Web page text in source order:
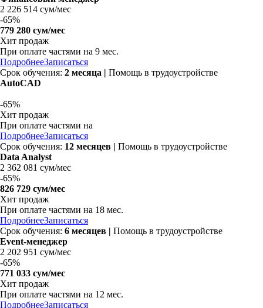
2 226 514 сум/мес
-65%
779 280 сум/мес
Хит продаж
При оплате частями на 9 мес.
ПодробнееЗаписаться
Срок обучения: 2 месяца | Помощь в трудоустройстве
AutoCAD
-65%
Хит продаж
При оплате частями на
ПодробнееЗаписаться
Срок обучения: 12 месяцев | Помощь в трудоустройстве
Data Analyst
2 362 081 сум/мес
-65%
826 729 сум/мес
Хит продаж
При оплате частями на 18 мес.
ПодробнееЗаписаться
Срок обучения: 6 месяцев | Помощь в трудоустройстве
Event-менеджер
2 202 951 сум/мес
-65%
771 033 сум/мес
Хит продаж
При оплате частями на 12 мес.
ПодробнееЗаписаться